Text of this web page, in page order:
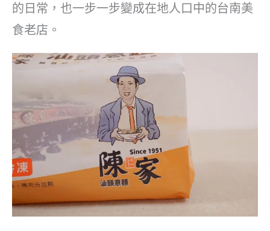
的日常，也一步一步變成在地人口中的台南美
食老店。